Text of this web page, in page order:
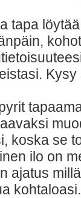
tapa
koska se
ilo on
ajatus
kohtaloasi.